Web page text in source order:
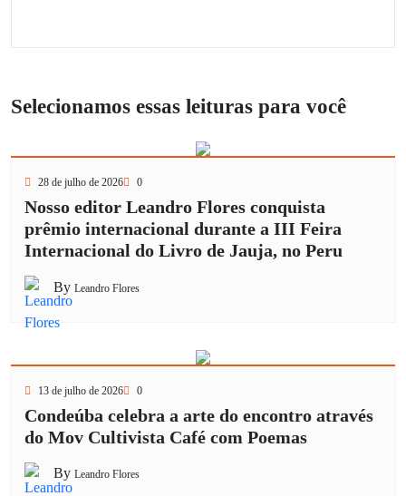
Selecionamos essas leituras para você
28 de julho de 2026 0
Nosso editor Leandro Flores conquista
prêmio internacional durante a III Feira
Internacional do Livro de Jauja, no Peru
By Leandro Flores
13 de julho de 2026 0
Condeúba celebra a arte do encontro através
do Mov Cultivista Café com Poemas
By Leandro Flores